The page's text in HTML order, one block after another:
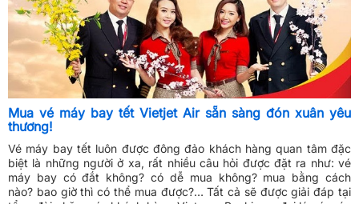
Mua vé máy bay tết Vietjet Air sẵn sàng đón xuân yêu
thương!
Vé máy bay tết luôn được đông đảo khách hàng quan tâm đặc
biệt là những người ở xa, rất nhiều câu hỏi được đặt ra như: vé
máy bay có đắt không? có dễ mua không? mua bằng cách
nào? bao giờ thì có thể mua được?… Tất cả sẽ được giải đáp tại